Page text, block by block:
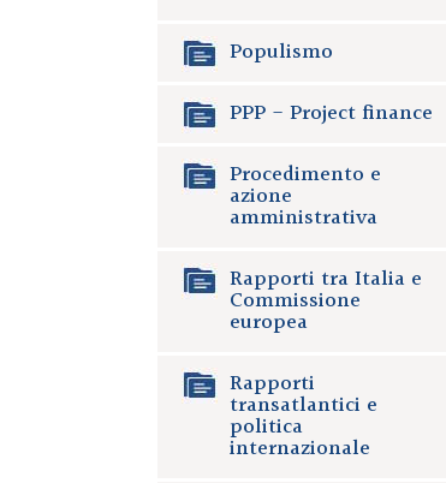
Populismo
PPP - Project finance
Procedimento e
azione
amministrativa
Rapporti tra Italia e
Commissione
europea
Rapporti
transatlantici e
politica
internazionale